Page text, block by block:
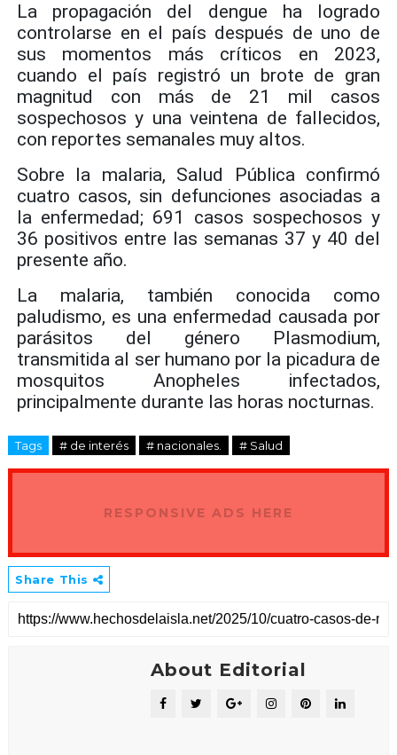
La propagación del dengue ha logrado
controlarse en el país después de uno de
sus momentos más críticos en 2023,
cuando el país registró un brote de gran
magnitud con más de 21 mil casos
sospechosos y una veintena de fallecidos,
con reportes semanales muy altos.
Sobre la malaria, Salud Pública confirmó
cuatro casos, sin defunciones asociadas a
la enfermedad; 691 casos sospechosos y
36 positivos entre las semanas 37 y 40 del
presente año.
La malaria, también conocida como
paludismo, es una enfermedad causada por
parásitos del género Plasmodium,
transmitida al ser humano por la picadura de
mosquitos Anopheles infectados,
principalmente durante las horas nocturnas.
Tags # de interés # nacionales. # Salud
RESPONSIVE ADS HERE
Share This
About Editorial